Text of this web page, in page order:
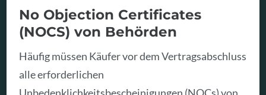
No Objection Certificates
(NOCS) von Behörden
Häufig müssen Käufer vor dem Vertragsabschluss
alle erforderlichen